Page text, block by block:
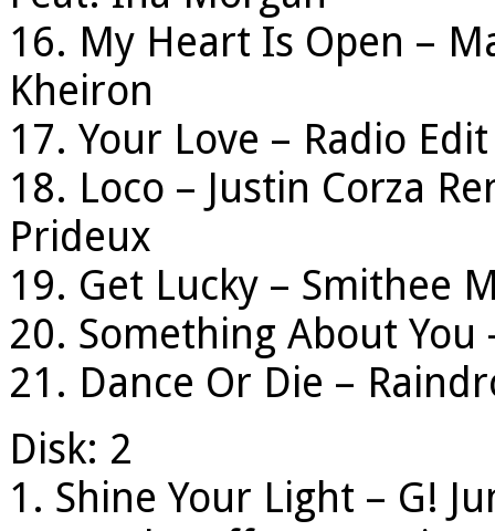
16. My Heart Is Open –
Kheiron
17. Your Love – Radio
18. Loco – Justin Corza
Prideux
19. Get Lucky – Smithee
20. Something About You
21. Dance Or Die –
Disk: 2
1. Shine Your Light – G!